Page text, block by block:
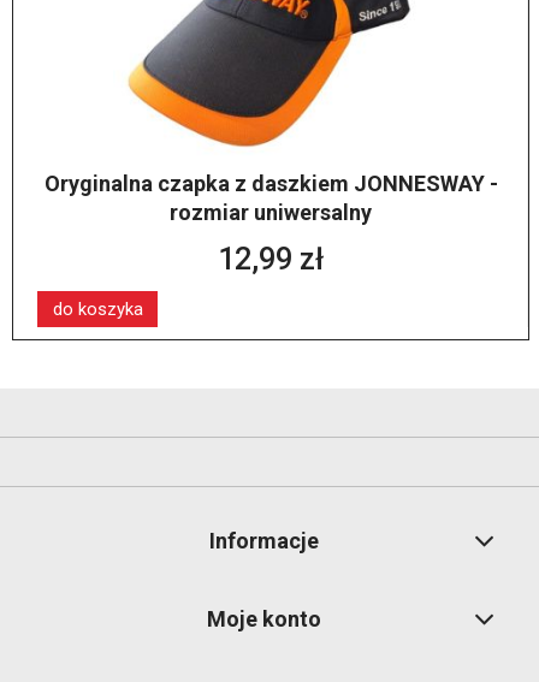
Oryginalna czapka z daszkiem JONNESWAY -
rozmiar uniwersalny
12,99 zł
do koszyka
Informacje
Moje konto